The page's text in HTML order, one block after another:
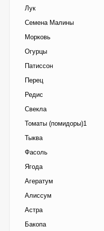
Лук
Семена Малины
Морковь
Огурцы
Патиссон
Перец
Редис
Свекла
Томаты (помидоры)1
Тыква
Фасоль
Ягода
Агератум
Алиссум
Астра
Бакопа